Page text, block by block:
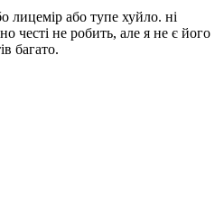
лицемір або тупе хуйло. ні
честі не робить, але я не є його
багато.